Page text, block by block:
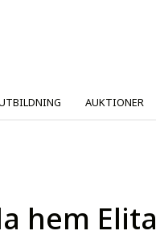
AUKTIONER
hem